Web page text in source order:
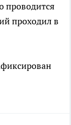
проводится
проходил в